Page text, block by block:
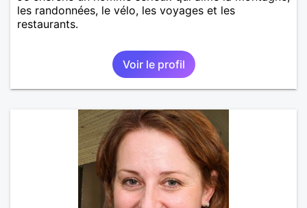
les randonnées, le vélo, les voyages et les
restaurants.
Voir le profil